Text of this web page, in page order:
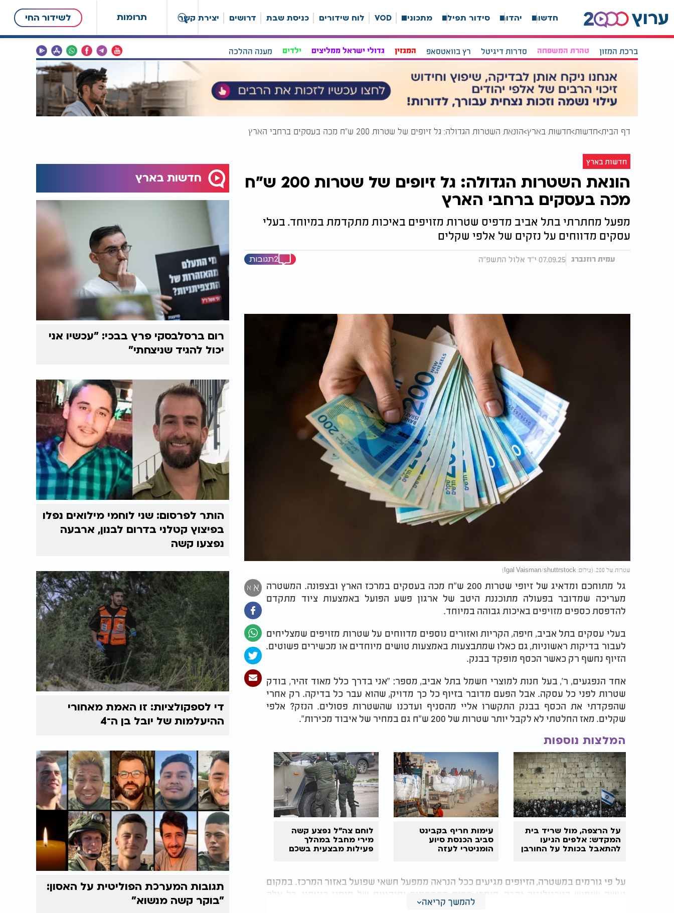
תרומות לשידור החי חדשות יהדות סידור תפילה מתכונים VOD לוח שידורים כניסת שבת דרושים יצירת קשר
ברכת המזון טהרת המשפחה סדרות דיגיטל רץ בוואטסאפ המגזין גדולי ישראל ממליצים ילדים מענה ההלכה
דף הבית חדשות חדשות בארץ הונאת השטרות הגדולה: גל זיופים של שטרות 200 ש"ח מכה בעסקים ברחבי הארץ
חדשות בארץ
הונאת השטרות הגדולה: גל זיופים של שטרות 200 ש"ח
מכה בעסקים ברחבי הארץ
מפעל מחתרתי בתל אביב מדפיס שטרות מזויפים באיכות מתקדמת במיוחד. בעלי
עסקים מדווחים על נזקים של אלפי שקלים
עמית רוזנברג 07.09.25 י"ד אלול התשפ"ה 2תגובות
שטרות של 200. (צילום: Igal Vaisman/shuttrstock)
א א
גל מתוחכם ומדאיג של זיופי שטרות 200 ש"ח מכה בעסקים במרכז הארץ ובצפונה. המשטרה
מעריכה שמדובר בפעולה מתוכננת היטב של ארגון פשע הפועל באמצעות ציוד מתקדם
להדפסת כספים מזויפים באיכות גבוהה במיוחד.
בעלי עסקים בתל אביב, חיפה, הקריות ואזורים נוספים מדווחים על שטרות מזויפים שמצליחים
לעבור בדיקות ראשוניות, גם כאלו שמתבצעות באמצעות טושים מיוחדים או מכשירים פשוטים.
הזיוף נחשף רק כאשר הכסף מופקד בבנק.
אחד הנפגעים, ר', בעל חנות למוצרי חשמל בתל אביב, מספר: "אני בדרך כלל מאוד זהיר, בודק
שטרות לפני כל עסקה. אבל הפעם מדובר בזיוף כל כך מדויק, שהוא עבר כל בדיקה. רק אחרי
שהפקדתי את הכסף בבנק התקשרו אליי מהסניף ועדכנו שהשטרות פסולים. הנזק? אלפי
שקלים. מאז החלטתי לא לקבל יותר שטרות של 200 ש"ח גם במחיר של איבוד מכירות".
המלצות נוספות
על הרצפה, מול שריד בית
המקדש: אלפים הגיעו
להתאבל בכותל על החורבן
עימות חריף בקבינט
סביב הכנסת סיוע
הומניטרי לעזה
לוחם צה"ל נפצע קשה
מירי מחבל במהלך
פעילות מבצעית בשכם
על פי גורמים במשטרה, הזיופים מגיעים ככל הנראה ממפעל חשאי שפועל באזור המרכז. במקום
נעשה שימוש בטכנולוגיה יקרה, חומרי דפוס מתקדמים וחיקויים של סימני ביטחון. כל אלה
מקשים על זיהוי השטרות המזויפים באמצעים רגילים.
להמשך קריאה
חדשות בארץ
רום ברסלבסקי פרץ בבכי: "עכשיו אני
יכול להגיד שניצחתי"
הותר לפרסום: שני לוחמי מילואים נפלו
בפיצוץ קטלני בדרום לבנון, ארבעה
נפצעו קשה
די לספקולציות: זו האמת מאחורי
ההיעלמות של יובל בן ה־4
תגובות המערכת הפוליטית על האסון:
"בוקר קשה מנשוא"